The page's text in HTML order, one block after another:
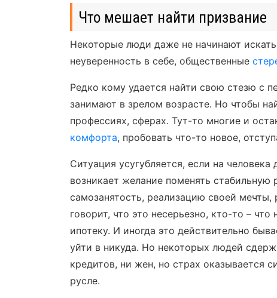
Что мешает найти призвание
Некоторые люди даже не начинают
неуверенность в себе, общественные
Редко кому удается найти свою стезю с
занимают в зрелом возрасте. Но чтобы
профессиях, сферах. Тут-то многие и
комфорта, пробовать что-то новое,
Ситуация усугубляется, если на
возникает желание поменять стабильную
самозанятость, реализацию своей
говорит, что это несерьезно, кто-то –
ипотеку. И иногда это действительно
уйти в никуда. Но некоторых людей
кредитов, ни жен, но страх оказывается
русле.